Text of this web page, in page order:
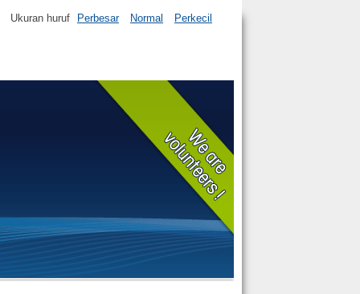
Ukuran huruf Perbesar Normal Perkecil